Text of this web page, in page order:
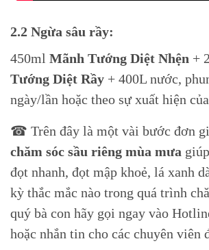
2.2 Ngừa sâu rầy:
450ml Mãnh Tướng Diệt Nhện +
Tướng Diệt Rầy + 400L nước,
ngày/lần hoặc theo sự xuất hiện
☎ Trên đây là một vài bước đơn
chăm sóc sầu riêng mùa mưa
đọt nhanh, đọt mập khoẻ, lá xanh
kỳ thắc mắc nào trong quá trình
quý bà con hãy gọi ngay vào
hoặc nhắn tin cho các chuyên viên